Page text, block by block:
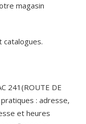
magasin
catalogues.
241(ROUTE DE
: adresse,
et heures